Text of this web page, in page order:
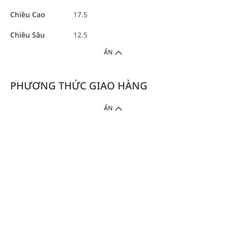
Chiều Cao 17.5
Chiều Sâu 12.5
ẨN
PHƯƠNG THỨC GIAO HÀNG
ẨN